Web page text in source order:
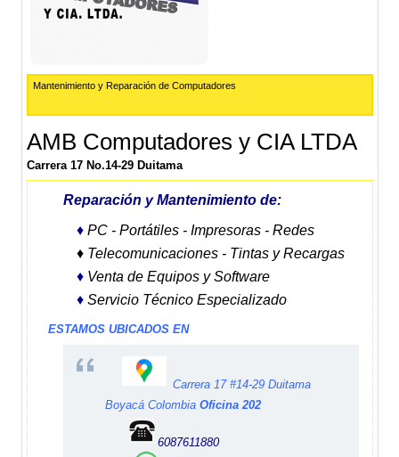
Mantenimiento y Reparación de Computadores
AMB Computadores y CIA LTDA
Carrera 17 No.14-29 Duitama
Reparación y Mantenimiento de:
♦ PC - Portátiles - Impresoras - Redes
♦ Telecomunicaciones - Tintas y Recargas
♦ Venta de Equipos y Software
♦ Servicio Técnico Especializado
ESTAMOS UBICADOS EN
Carrera 17 #14-29 Duitama
Boyacá Colombia Oficina 202
6087611880